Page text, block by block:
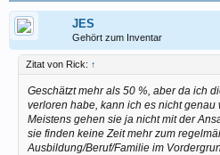
JES
Gehört zum Inventar
Zitat von Rick: ↑
Geschätzt mehr als 50 %, aber da ich
verloren habe, kann ich es nicht genau
Meistens gehen sie ja nicht mit der
sie finden keine Zeit mehr zum
Ausbildung/Beruf/Familie im